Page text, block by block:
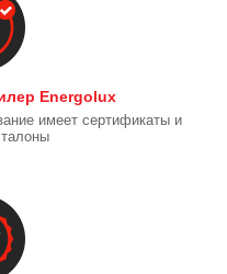
Energolux
имеет сертификаты и